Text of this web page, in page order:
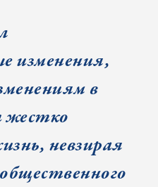
изменения,
в
невзирая